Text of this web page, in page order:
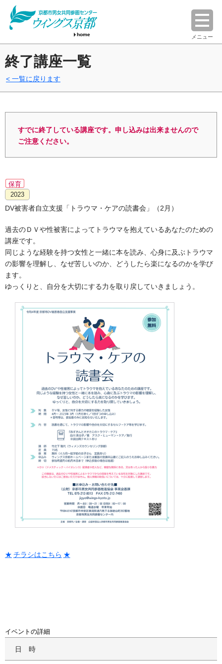
home メニュー
終了講座一覧
一覧に戻ります
すでに終了している講座です。申し込みは出来ませんので
ご注意ください。
保育
2023
DV被害者自立支援「トラウマ・ケアの読書会」（2月）
過去のＤＶや性被害によってトラウマを抱えているあなたのための
講座です。
同じような経験を持つ女性と一緒に本を読み、心身に及ぶトラウマ
の影響を理解し、なぜ苦しいのか、どうしたら楽になるのかを学び
ます。
ゆっくりと、自分を大切にする力を取り戻していきましょう。
チラシはこちら
イベントの詳細
日時